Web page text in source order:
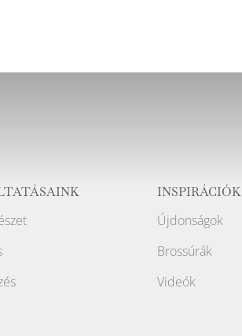
INSPIRÁCIÓK
Újdonságok
Brossúrák
Videók